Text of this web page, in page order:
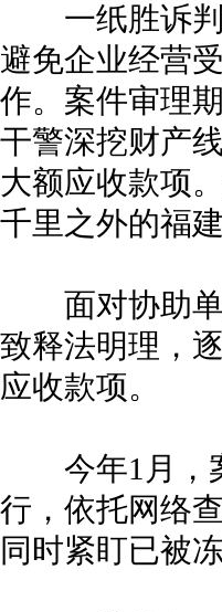
一纸胜诉判
避免企业经营
作。案件审理
干警深挖财产
大额应收款项
千里之外的福建
面对协助单
致释法明理，
应收款项。
今年1月，案
行，依托网络
同时紧盯已被